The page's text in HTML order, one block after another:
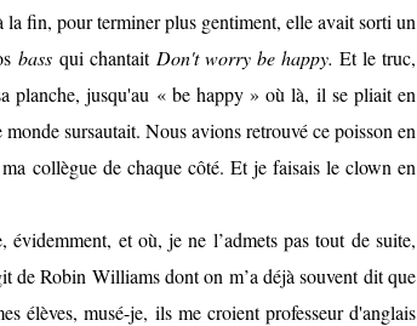
fin, pour terminer plus gentiment, elle avait sorti un
bassqui chantait Don't worry be happy. Et le truc,
planche, jusqu'au « be happy » où là, il se pliait en
sursautait. Nous avions retrouvé ce poisson en
collègue de chaque côté. Et je faisais le clown en
et où, je ne l’admets pas tout de suite,
de Robin Williams dont on m’a déjà souvent dit que
élèves, musé-je, ils me croient professeur d'anglais